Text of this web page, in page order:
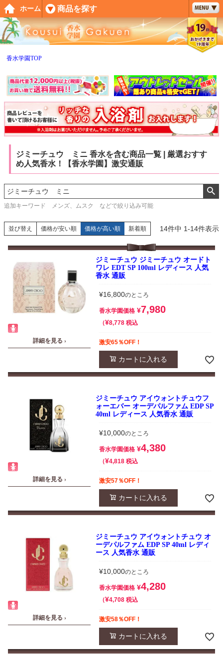
香水学園TOP
ジミーチュウ ミニ 香水を含む商品一覧 | 厳選おすす
め人気香水！【香水学園】激安通販
追加キーワード メンズ、ムスク などで絞り込み可能
並び替え 価格が安い順 価格が高い順 新着順 14件中 1-14件表示
詳細を見る ›
ジミーチュウ ジミーチュウ オードト
ワレ EDT SP 100ml レディース 人気
香水 通販
¥16,800のところ
香水学園価格 ¥7,980
¥8,778 税込
激安65％OFF！
カートに入れる
詳細を見る ›
ジミーチュウ アイウォントチュウフ
ォーエバー オーデパルファム EDP SP
40ml レディース 人気香水 通販
¥10,000のところ
香水学園価格 ¥4,380
¥4,818 税込
激安57％OFF！
カートに入れる
詳細を見る ›
ジミーチュウ アイウォントチュウ オ
ーデパルファム EDP SP 40ml レディ
ース 人気香水 通販
¥10,000のところ
香水学園価格 ¥4,280
¥4,708 税込
激安58％OFF！
カートに入れる
ペー
ジト
ップ
へ
ホーム 商品を探す